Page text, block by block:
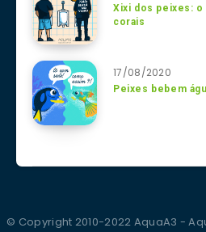
Xixi dos peixes:
corais
17/08/2020
Peixes bebem
© Copyright 2010-2022 AquaA3 -